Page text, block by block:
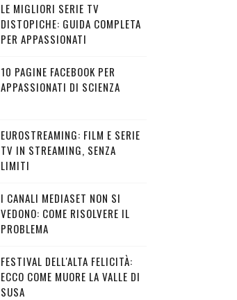
LE MIGLIORI SERIE TV
DISTOPICHE: GUIDA COMPLETA
PER APPASSIONATI
10 PAGINE FACEBOOK PER
APPASSIONATI DI SCIENZA
EUROSTREAMING: FILM E SERIE
TV IN STREAMING, SENZA
LIMITI
I CANALI MEDIASET NON SI
VEDONO: COME RISOLVERE IL
PROBLEMA
FESTIVAL DELL'ALTA FELICITÀ:
ECCO COME MUORE LA VALLE DI
SUSA